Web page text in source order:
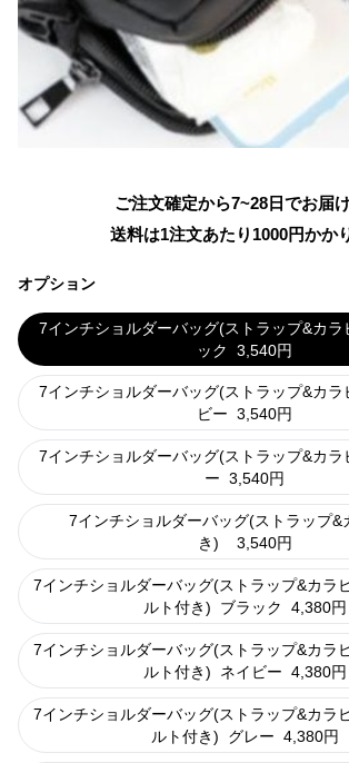
ご注文確定から7~28日でお届
送料は1注文あたり 1000円かか
オプション
7インチショルダーバッグ(ストラップ&カラ
ック
3,540円
7インチショルダーバッグ(ストラップ&カラ
ビー 3,540円
7インチショルダーバッグ(ストラップ&カラ
ー 3,540円
7インチショルダーバッグ(ストラップ&
き)
3,540円
7インチショルダーバッグ(ストラップ&カラ
ルト付き)
ブラック 4,380円
7インチショルダーバッグ(ストラップ&カラ
ルト付き)
ネイビー 4,380円
7インチショルダーバッグ(ストラップ&カラ
ルト付き)
グレー 4,380円